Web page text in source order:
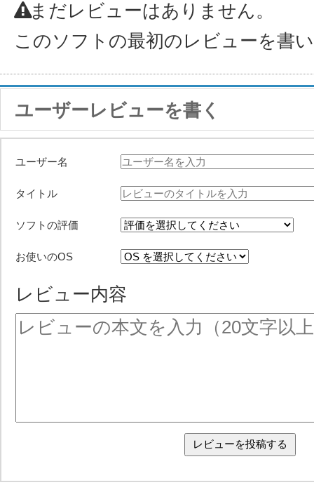
まだレビューはありません。
このソフトの最初のレビューを書
ユーザーレビューを書く
ユーザー名
タイトル
ソフトの評価
お使いのOS
レビュー内容